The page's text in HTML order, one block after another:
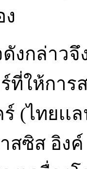
ดังกล่าว
ที่ให้กา
ร์ (ไทย
สซิส อิง